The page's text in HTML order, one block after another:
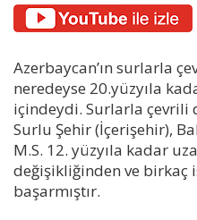
Azerbaycan’ın surlarla
neredeyse 20.yüzyıla
içindeydi. Surlarla çevrili
Surlu Şehir (İçerişehir),
M.S. 12. yüzyıla kadar
değişikliğinden ve birkaç
başarmıştır.